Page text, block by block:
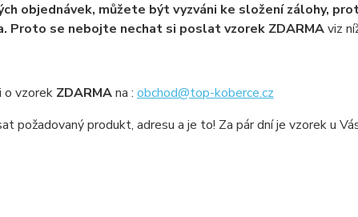
objednávek, můžete být vyzváni ke složení zálohy,
Proto se nebojte nechat si poslat vzorek ZDARMAviz
o vzorek ZDARMAna : obchod@top-koberce.cz
požadovaný produkt, adresu a je to! Za pár dní je vzorek u